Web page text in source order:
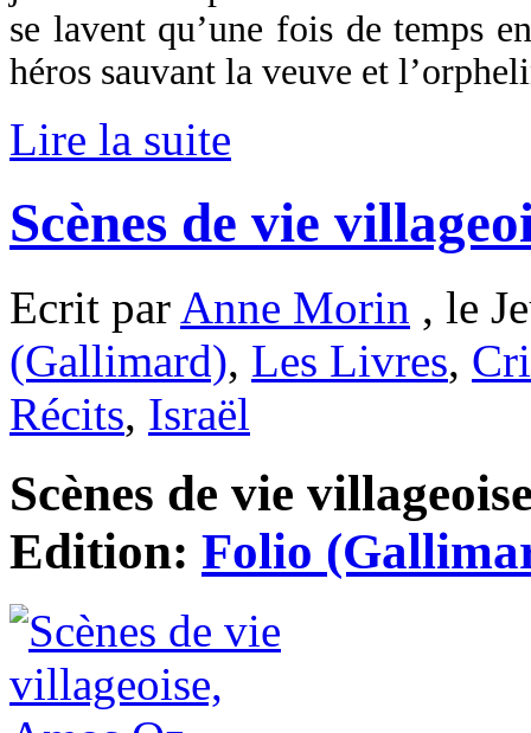
se lavent qu’une fois de temps
héros sauvant la veuve et
Lire la suite
Scènes de vie
Ecrit par Anne Morin , le
(Gallimard), Les Livres,
Récits, Israël
Scènes de vie
Edition: Folio